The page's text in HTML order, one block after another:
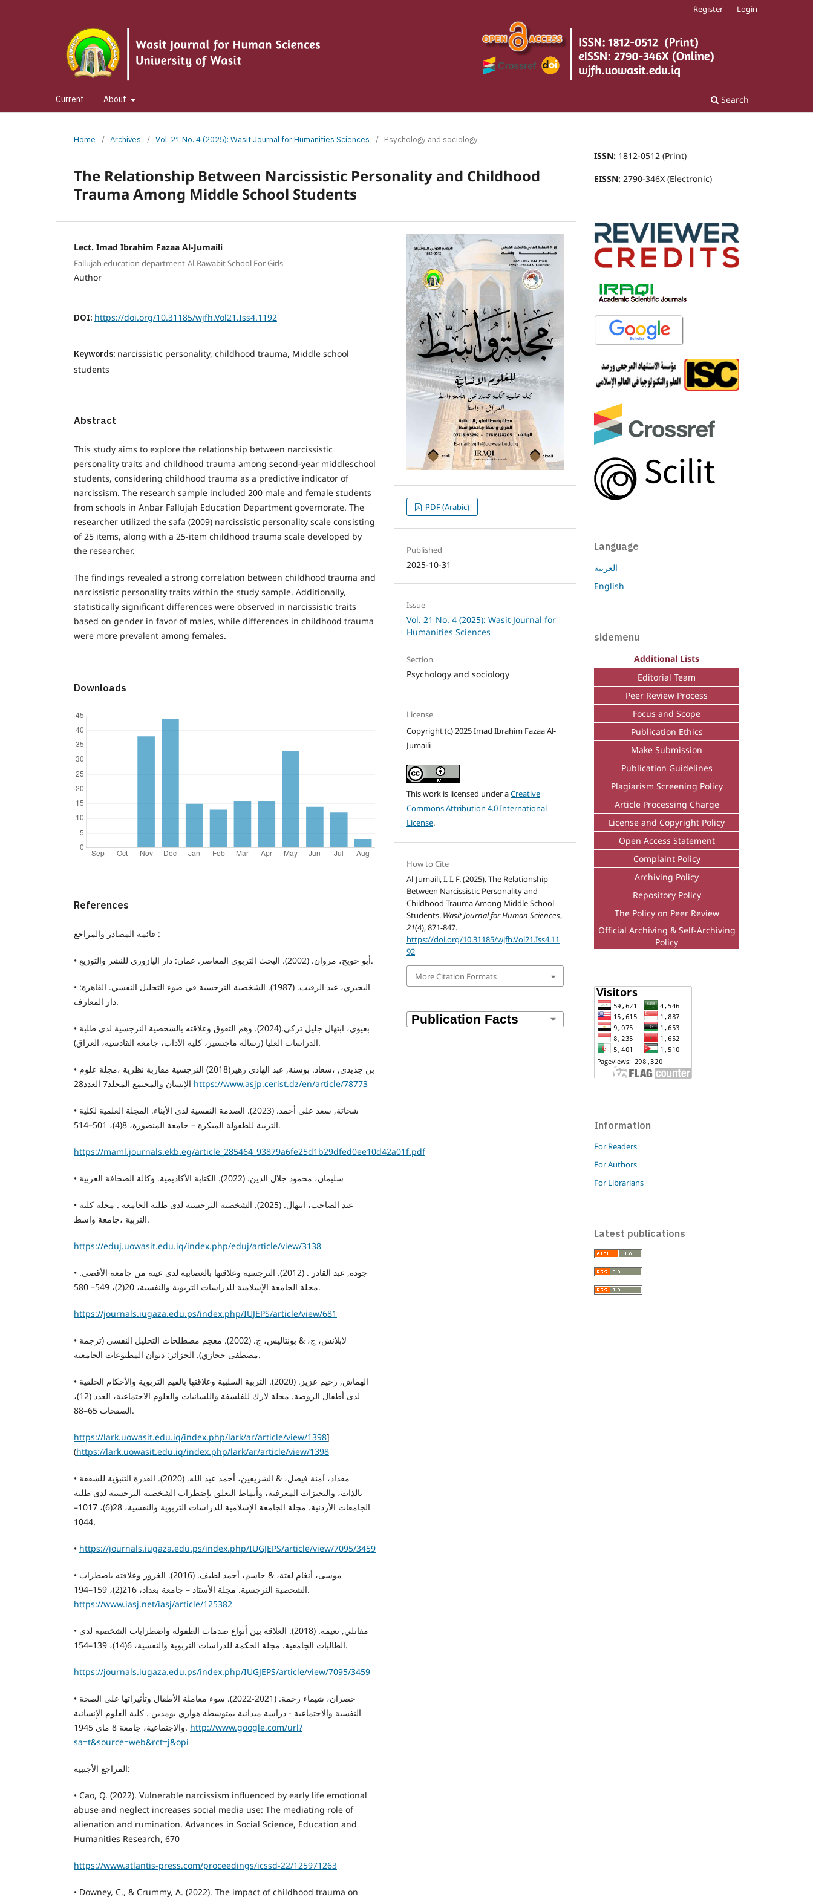
Current About Search
Register Login
Home / Archives / Vol. 21 No. 4 (2025): Wasit Journal for Humanities Sciences / Psychology and sociology
The Relationship Between Narcissistic Personality and Childhood
Trauma Among Middle School Students
Lect. Imad Ibrahim Fazaa Al-Jumaili
Fallujah education department-Al-Rawabit School For Girls
Author
DOI: https://doi.org/10.31185/wjfh.Vol21.Iss4.1192
Keywords: narcissistic personality, childhood trauma, Middle school
students
Abstract
This study aims to explore the relationship between narcissistic
personality traits and childhood trauma among second-year middleschool
students, considering childhood trauma as a predictive indicator of
narcissism. The research sample included 200 male and female students
from schools in Anbar Fallujah Education Department governorate. The
researcher utilized the safa (2009) narcissistic personality scale consisting
of 25 items, along with a 25-item childhood trauma scale developed by
the researcher.
The findings revealed a strong correlation between childhood trauma and
narcissistic personality traits within the study sample. Additionally,
statistically significant differences were observed in narcissistic traits
based on gender in favor of males, while differences in childhood trauma
were more prevalent among females.
Downloads
References
قائمة المصادر والمراجع :
• أبو حويج، مروان. (2002). البحث التربوي المعاصر. عمان: دار اليازوري للنشر والتوزيع.
• البحيري، عبد الرقيب. (1987). الشخصية النرجسية في ضوء التحليل النفسي. القاهرة:
دار المعارف.
• بعيوي، ابتهال جليل تركي.(2024). وهم التفوق وعلاقته بالشخصية النرجسية لدى طلبة
الدراسات العليا (رسالة ماجستير، كلية الآداب، جامعة القادسية، العراق).
• بن جديدي, ،سعاد. بوسنة, عبد الهادي زهير(2018) النرجسية مقاربة نظرية ،مجلة علوم
https://www.asjp.cerist.dz/en/article/78773
• شحاتة, سعد علي أحمد. (2023). الصدمة النفسية لدى الأبناء. المجلة العلمية لكلية
التربية للطفولة المبكرة – جامعة المنصورة، 8(4)، 501–514.
https://maml.journals.ekb.eg/article_285464_93879a6fe25d1b29dfed0ee10d42a01f.pdf
• سليمان، محمود جلال الدين. (2022). الكتابة الأكاديمية. وكالة الصحافة العربية
• عبد الصاحب، ابتهال. (2025). الشخصية النرجسية لدى طلبة الجامعة . مجلة كلية
التربية ،جامعة واسط.
https://eduj.uowasit.edu.iq/index.php/eduj/article/view/3138
• جودة, عبد القادر . (2012). النرجسية وعلاقتها بالعصابية لدى عينة من جامعة الأقصى.
مجلة الجامعة الإسلامية للدراسات التربوية والنفسية، 20(2)، 549– 580.
https://journals.iugaza.edu.ps/index.php/IUJEPS/article/view/681
• لابلانش، ج، & بونتاليس، ج. (2002). معجم مصطلحات التحليل النفسي (ترجمة
مصطفى حجازي). الجزائر: ديوان المطبوعات الجامعية.
• الهماش, رحيم عزيز. (2020). التربية السلبية وعلاقتها بالقيم التربوية والأحكام الخلقية
لدى أطفال الروضة. مجلة لارك للفلسفة واللسانيات والعلوم الاجتماعية، العدد (12)،
الصفحات 65–88.
https://lark.uowasit.edu.iq/index.php/lark/ar/article/view/1398]
(https://lark.uowasit.edu.iq/index.php/lark/ar/article/view/1398
• مقداد، آمنة فيصل، & الشريفين، أحمد عبد الله. (2020). القدرة التنبؤية للشفقة
بالذات، والتحيزات المعرفية، وأنماط التعلق بإضطراب الشخصية النرجسية لدى طلبة
الجامعات الأردنية. مجلة الجامعة الإسلامية للدراسات التربوية والنفسية، 28(6)، 1017–
1044.
• https://journals.iugaza.edu.ps/index.php/IUGJEPS/article/view/7095/3459
• موسى، أنغام لفتة، & جاسم، أحمد لطيف. (2016). الغرور وعلاقته باضطراب
الشخصية النرجسية. مجلة الأستاذ – جامعة بغداد، 216(2)، 159–194.
https://www.iasj.net/iasj/article/125382
• مقاتلي, نعيمة. (2018). العلاقة بين أنواع صدمات الطفولة واضطرابات الشخصية لدى
الطالبات الجامعية. مجلة الحكمة للدراسات التربوية والنفسية، 6(14)، 139–154.
https://journals.iugaza.edu.ps/index.php/IUGJEPS/article/view/7095/3459
• حصران، شيماء رحمة. (2021-2022). سوء معاملة الأطفال وتأثيراتها على الصحة
النفسية والاجتماعية - دراسة ميدانية بمتوسطة هواري بومدين . كلية العلوم الإنسانية
والاجتماعية، جامعة 8 ماي 1945. http://www.google.com/url?
sa=t&source=web&rct=j&opi
المراجع الأجنبية:
• Cao, Q. (2022). Vulnerable narcissism influenced by early life emotional
abuse and neglect increases social media use: The mediating role of
alienation and rumination. Advances in Social Science, Education and
Humanities Research, 670
https://www.atlantis-press.com/proceedings/icssd-22/125971263
• Downey, C., & Crummy, A. (2022). The impact of childhood trauma on
PDF (Arabic)
Published
2025-10-31
Issue
Vol. 21 No. 4 (2025): Wasit Journal for
Humanities Sciences
Section
Psychology and sociology
License
Copyright (c) 2025 Imad Ibrahim Fazaa Al-
Jumaili
This work is licensed under aCreative
Commons Attribution 4.0 International
License.
How to Cite
Al-Jumaili, I. I. F. (2025). The Relationship
Between Narcissistic Personality and
Childhood Trauma Among Middle School
Students. Wasit Journal for Human Sciences,
21(4), 871-847.
https://doi.org/10.31185/wjfh.Vol21.Iss4.11
92
More Citation Formats
ISSN: 1812-0512 (Print)
EISSN: 2790-346X (Electronic)
Language
العربية
English
sidemenu
Additional Lists
Editorial Team
Peer Review Process
Focus and Scope
Publication Ethics
Make Submission
Publication Guidelines
Plagiarism Screening Policy
Article Processing Charge
License and Copyright Policy
Open Access Statement
Complaint Policy
Archiving Policy
Repository Policy
The Policy on Peer Review
Official Archiving & Self-Archiving
Policy
Information
For Readers
For Authors
For Librarians
Latest publications